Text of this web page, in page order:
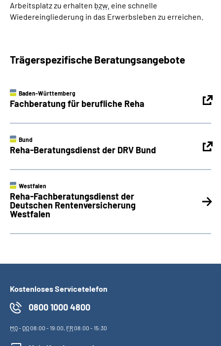
Arbeitsplatz zu erhalten bzw. eine schnelle
Wiedereingliederung in das Erwerbsleben zu erreichen.
Trägerspezifische Beratungsangebote
Baden-Württemberg
Fachberatung für berufliche Reha
Bund
Reha-Beratungsdienst der DRV Bund
Westfalen
Reha-Fachberatungsdienst der
Deutschen Rentenversicherung
Westfalen
Kostenloses Servicetelefon
0800 1000 4800
MO- DO08:00 - 19:00, FR08:00 - 15:30